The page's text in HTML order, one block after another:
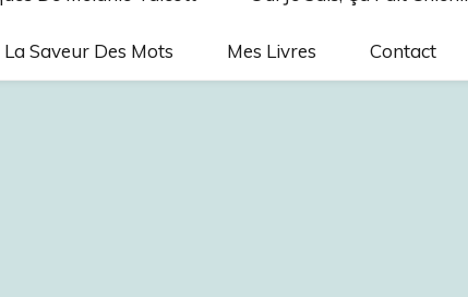
La Saveur Des Mots Mes Livres Contact